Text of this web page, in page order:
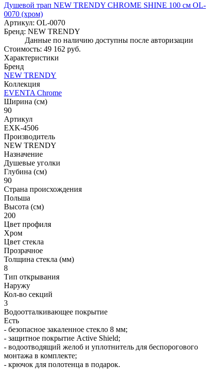
Душевой трап NEW TRENDY CHROME SHINE 100 см OL-
0070 (хром)
Артикул: OL-0070
Бренд: NEW TRENDY
Данные по наличию доступны после авторизации
Стоимость: 49 162 руб.
Характеристики
Бренд
NEW TRENDY
Коллекция
EVENTA Chrome
Ширина (см)
90
Артикул
EXK-4506
Производитель
NEW TRENDY
Назначение
Душевые уголки
Глубина (см)
90
Страна происхождения
Польша
Высота (см)
200
Цвет профиля
Хром
Цвет стекла
Прозрачное
Толщина стекла (мм)
8
Тип открывания
Наружу
Кол-во секций
3
Водоотталкивающее покрытие
Есть
- безопасное закаленное стекло 8 мм;
- защитное покрытие Active Shield;
- водоотводящий желоб и уплотнитель для беспорогового
монтажа в комплекте;
- крючок для полотенца в подарок.